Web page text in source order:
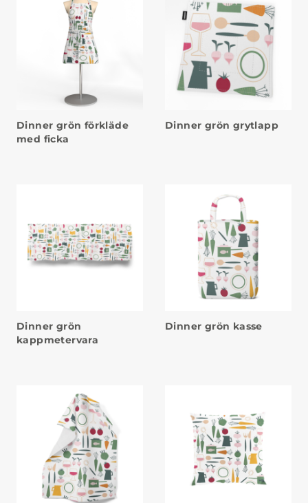
Dinner grön förkläde
med ficka
Dinner grön grytlapp
Dinner grön
kappmetervara
Dinner grön kasse